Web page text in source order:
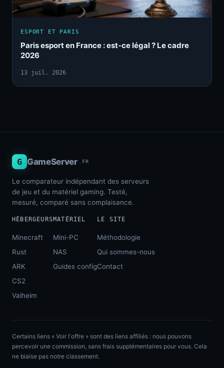
ESPORT ET PARIS
Paris esport en France : est-ce légal ? Le cadre
2026
13 juil. 2026
G GameServer .FR
Le comparateur indépendant des serveurs
de jeu et du matériel gaming. Testé,
mesuré, comparé sans complaisance.
HÉBERGEURS
Minecraft
Rust
ARK
CS2
Valheim
MATÉRIEL
Mini-PC
NAS
Guides config
LE SITE
Méthodologie
Qui sommes-nous
Contact
Certains liens « Voir l'offre » sont des liens affiliés : nous pouvons
percevoir une commission, sans frais supplémentaires pour vous. Cela
ne biaise pas notre classement.